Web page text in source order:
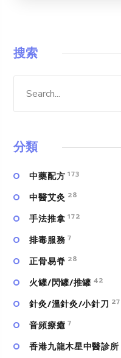
搜索
分類
中藥配方 173
中醫艾灸 28
手法推拿 172
排毒服務 7
正骨易脊 28
火罐/閃罐/推罐 42
針灸/溫針灸/小針刀
⾳頻療癒 7
香港九龍木星中醫診所